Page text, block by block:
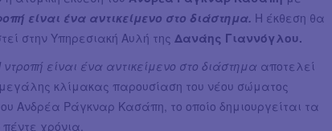
είναι ένα αντικείμενο στο διάστημα. Η έκθεση θα
στην Υπηρεσιακή Αυλή της Δανάης Γιαννόγλου.
ντροπή είναι ένα αντικείμενο στο διάστημα αποτελεί
κλίμακας παρουσίαση του νέου σώματος
Ανδρέα Ράγκναρ Κασάπη, το οποίο δημιουργείται τα
χρόνια.